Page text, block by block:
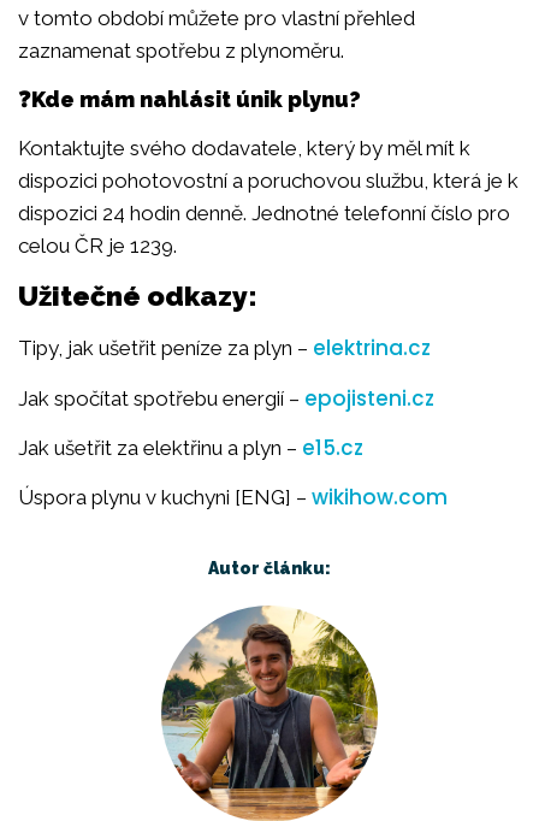
v tomto období můžete pro vlastní přehled
zaznamenat spotřebu z plynoměru.
❓Kde mám nahlásit únik plynu?
Kontaktujte svého dodavatele, který by měl mít k
dispozici pohotovostní a poruchovou službu, která je k
dispozici 24 hodin denně. Jednotné telefonní číslo pro
celou ČR je 1239.
Užitečné odkazy:
Tipy, jak ušetřit peníze za plyn – elektrina.cz
Jak spočítat spotřebu energií – epojisteni.cz
Jak ušetřit za elektřinu a plyn – e15.cz
Úspora plynu v kuchyni [ENG] – wikihow.com
Autor článku: